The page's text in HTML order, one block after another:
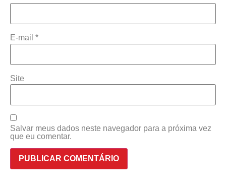
E-mail *
Site
Salvar meus dados neste navegador para a próxima vez
que eu comentar.